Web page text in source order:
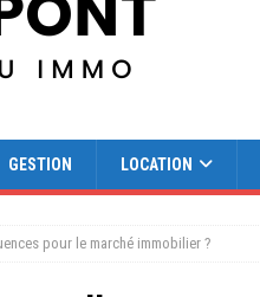
GESTION LOCATION
pour le marché immobilier ?